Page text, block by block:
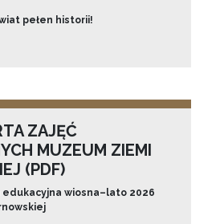
pełen historii!
ZAJĘĆ
MUZEUM ZIEMI
(PDF)
wiosna–lato 2026